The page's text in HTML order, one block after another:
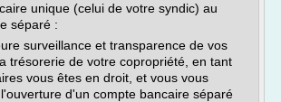
unique (celui de votre syndic) au
séparé :
surveillance et transparence de vos
trésorerie de votre copropriété, en tant
vous êtes en droit, et vous vous
d'un compte bancaire séparé